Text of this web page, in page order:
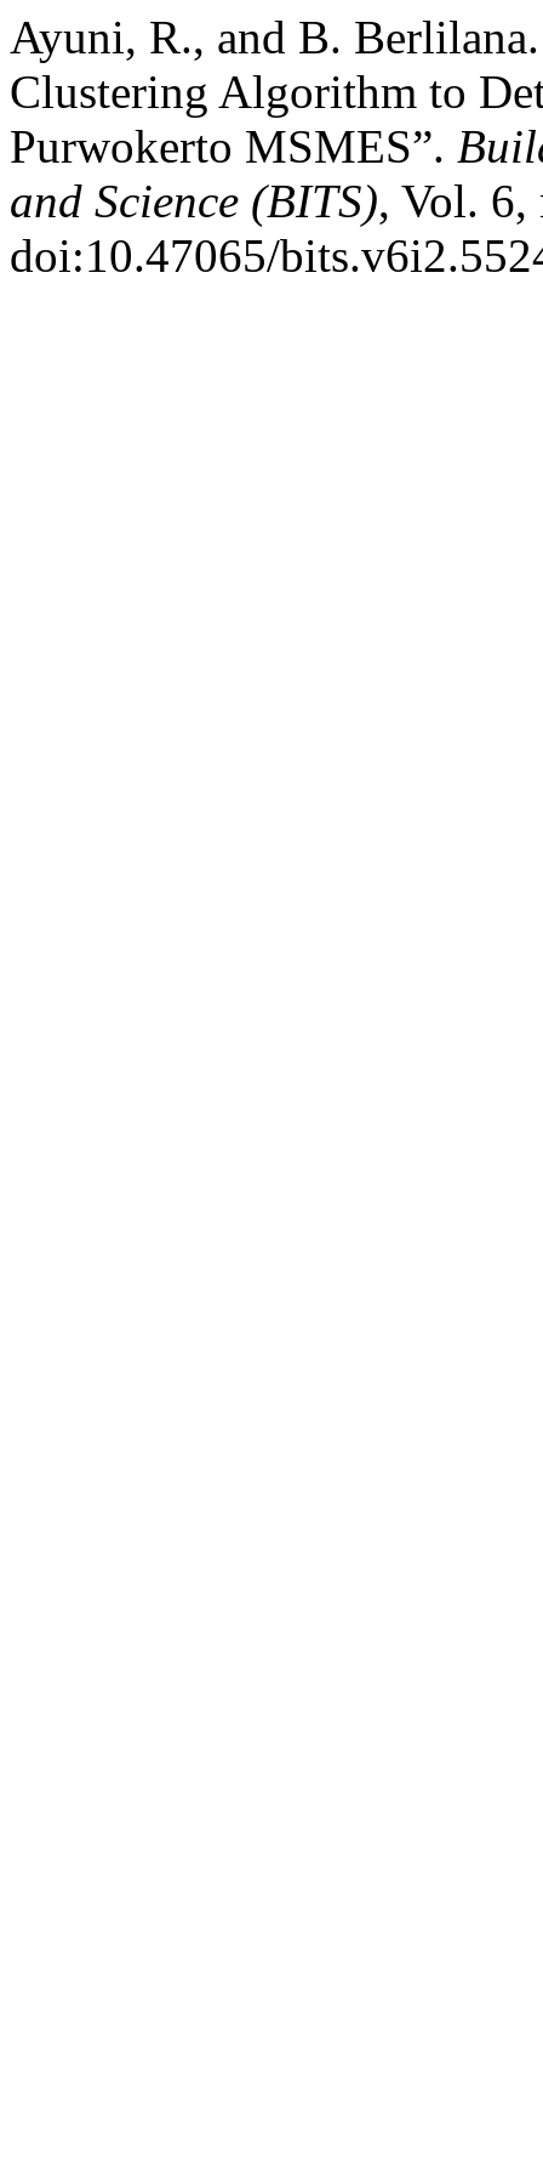
Ayuni, R., and B.
Clustering Algorithm to
Purwokerto MSMES”.
and Science (BITS), Vol. 6,
doi:10.47065/